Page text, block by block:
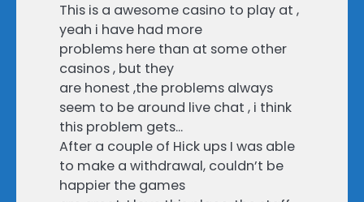
This is a awesome casino to play at ,
yeah i have had more
problems here than at some other
casinos , but they
are honest ,the problems always
seem to be around live chat , i think
this problem gets…
After a couple of Hick ups I was able
to make a withdrawal, couldn’t be
happier the games